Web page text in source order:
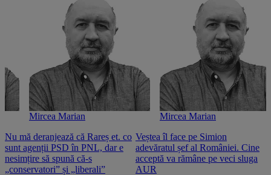
Mircea Marian
Nu mă deranjează că Rareș et. co
sunt agenții PSD în PNL, dar e
nesimțire să spună că-s
„conservatori” și „liberali”
Mircea Marian
Veștea îl face pe Simion
adevăratul șef al României. Cine
acceptă va rămâne pe veci sluga
AUR